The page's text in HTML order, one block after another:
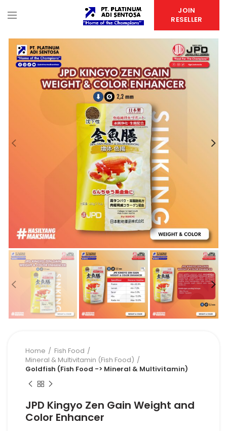
JOIN
RESELLER
Home
Fish Food
Mineral & Multivitamin (Fish Food)
Goldfish (Fish Food -> Mineral & Multivitamin)
JPD Kingyo Zen Gain Weight and
Color Enhancer